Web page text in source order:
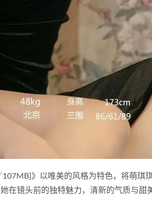
》以唯美的风格为特色，将萌琪
在镜头前的独特魅力，清新的气质与甜